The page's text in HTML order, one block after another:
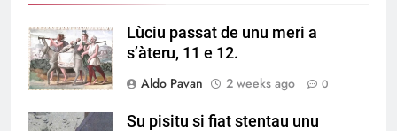
Lùciu passat de unu meri a
s’àteru, 11 e 12.
Aldo Pavan
2 weeks ago 0
Su pisitu si fiat stentau unu